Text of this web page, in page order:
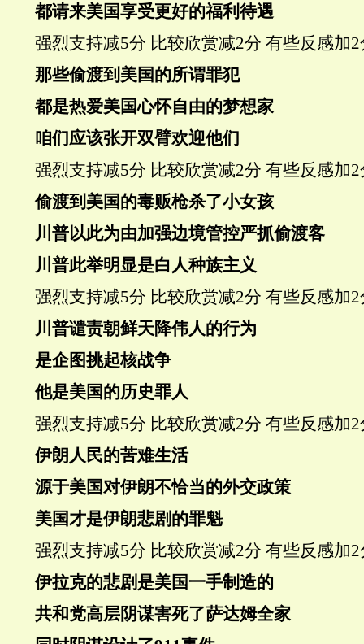
都请来美国享受更好的福利待遇
强烈支持减5分 比较欣赏减2分 有些反感加2
那些偷渡到美国的所谓罪犯
都是热爱美国心怀自由的梦想家
咱们应该张开双臂欢迎他们
强烈支持减5分 比较欣赏减2分 有些反感加2
偷渡到美国的毒贩枪杀了小女孩
川普以此为由加强边境管控严抓偷渡客
川普此举明显是白人种族主义
强烈支持减5分 比较欣赏减2分 有些反感加2
川普谴责朝鲜天降伟人的行为
是企图挑起核战争
他是美国的历史罪人
强烈支持减5分 比较欣赏减2分 有些反感加2
伊朗人民的苦难生活
源于美国对伊朗不恰当的外交政策
美国才是伊朗悲剧的罪魁
强烈支持减5分 比较欣赏减2分 有些反感加2
伊拉克的悲剧是美国一手制造的
共和党高层阴谋害死了萨达姆全家